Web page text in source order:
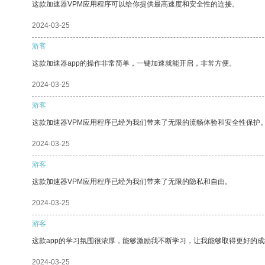
这款加速器VPM应用程序可以给你提供最高速度和安全性的连接。
2024-03-25
游客
这款加速器app的操作非常简单，一键加速就能开启，非常方便。
2024-03-25
游客
这款加速器VPM应用程序已经为我们带来了无限的流畅体验和安全性保护
2024-03-25
游客
这款加速器VPM应用程序已经为我们带来了无限的隐私和自由。
2024-03-25
游客
这款app的学习氛围很浓厚，能够激励我不断学习，让我能够取得更好的
2024-03-25